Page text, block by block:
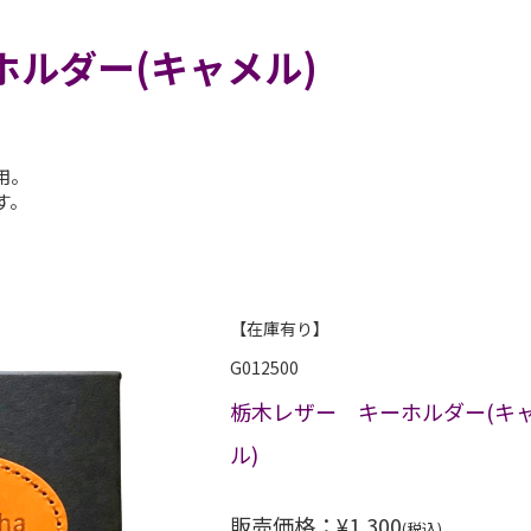
ダー(キャメル)
【在庫有り】
G012500
栃木レザー キーホルダー(キ
ル)